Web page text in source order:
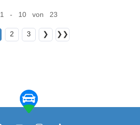
1 - 10 von 23
2 3 ❯ ❯❯